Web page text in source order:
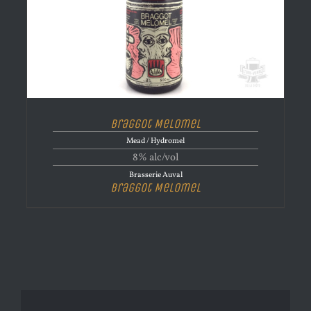
Braggot Melomel
Mead / Hydromel
8% alc/vol
Brasserie Auval
Braggot Melomel